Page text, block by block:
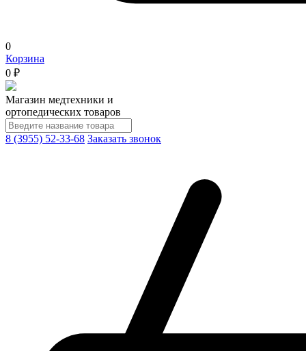
0
Корзина
0 ₽
Магазин медтехники и
ортопедических товаров
8 (3955) 52-33-68 Заказать звонок